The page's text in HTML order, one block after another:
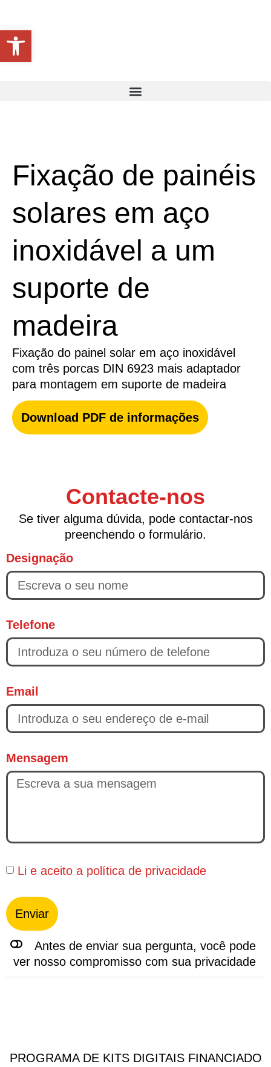
Fixação de painéis
solares em aço
inoxidável a um
suporte de
madeira
Fixação do painel solar em aço inoxidável
com três porcas DIN 6923 mais adaptador
para montagem em suporte de madeira
Download PDF de informações
Contacte-nos
Se tiver alguma dúvida, pode contactar-nos
preenchendo o formulário.
Designação
Telefone
Email
Mensagem
Li e aceito a política de privacidade
Enviar
Antes de enviar sua pergunta, você pode
ver nosso compromisso com sua privacidade
PROGRAMA DE KITS DIGITAIS FINANCIADO
Open toolbar